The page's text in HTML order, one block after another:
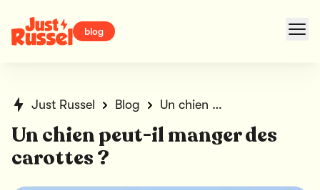
blog
Just Russel Blog Un chien peut-il manger des carottes ?
Un chien peut-il manger des
carottes ?